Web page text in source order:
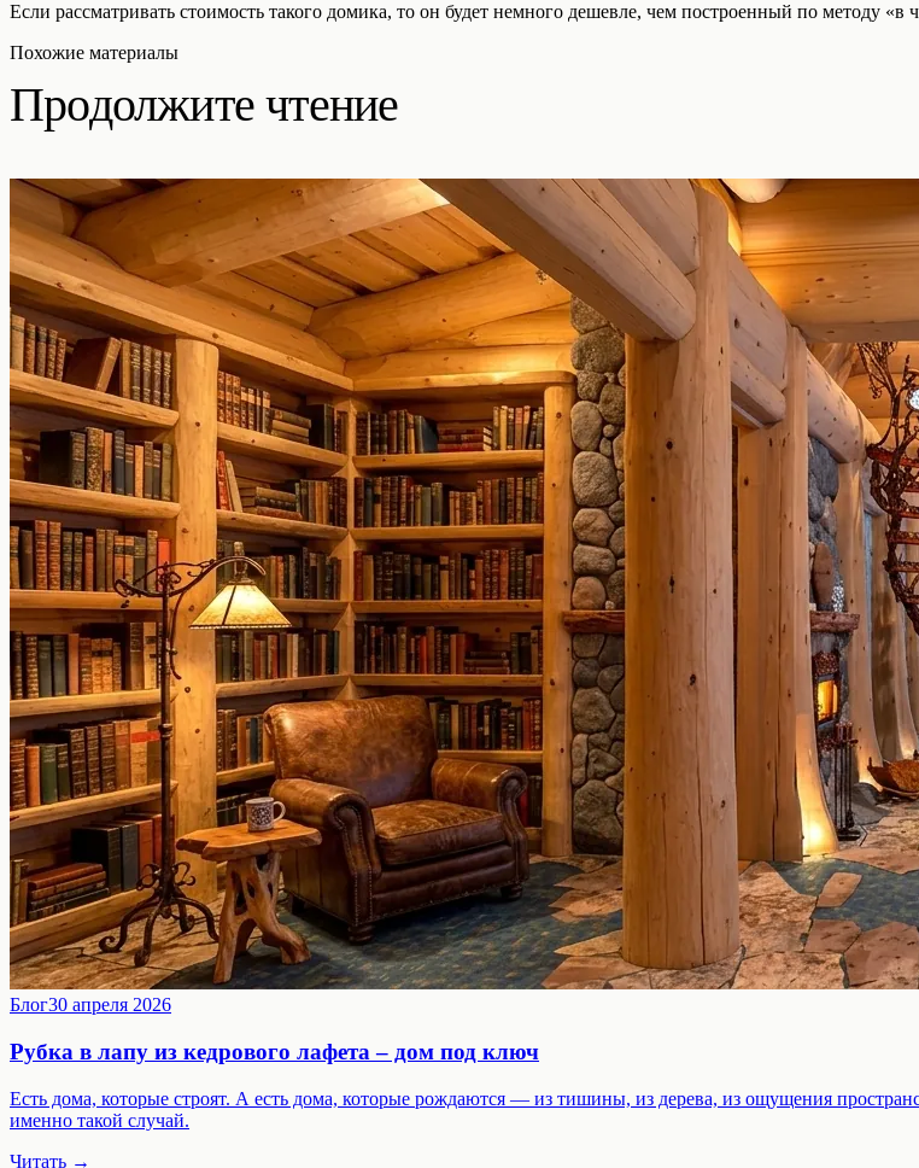
Если рассматривать стоимость такого домика, то он будет немного дешевле, чем построенный по методу
Похожие материалы
Продолжите чтение
Блог30 апреля 2026
Рубка в лапу из кедрового лафета – дом под ключ
Есть дома, которые строят. А есть дома, которые рождаются — из тишины, из дерева, из ощущения
именно такой случай.
Читать →